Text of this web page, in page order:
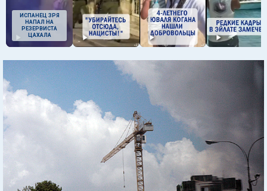
ИСПАНЕЦ ЗРЯ
НАПАЛ НА
РЕЗЕРВИСТА
ЦАХАЛА